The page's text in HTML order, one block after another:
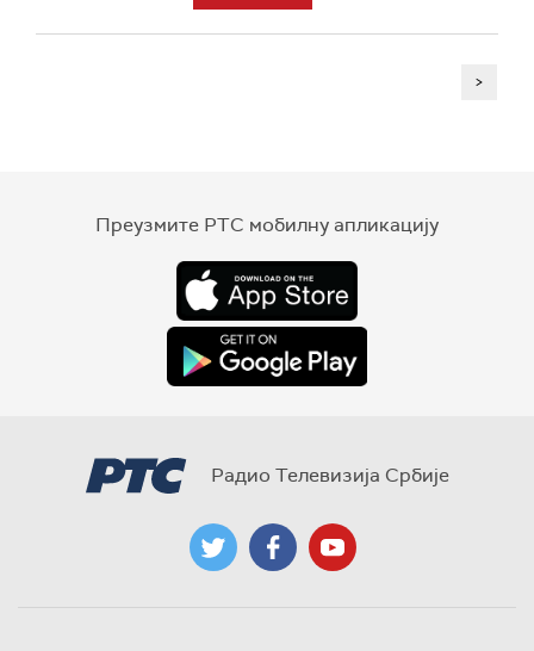
>
Преузмите РТС мобилну апликацију
Радио Телевизија Србије